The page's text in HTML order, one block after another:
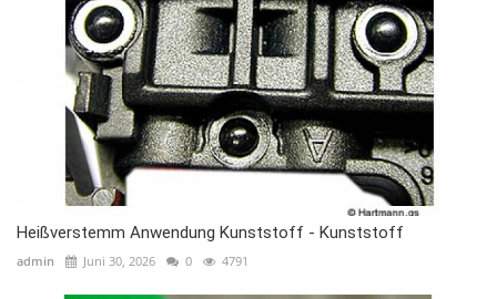
Heißverstemm Anwendung Kunststoff - Kunststoff
admin Juni 30, 2026 0 4791